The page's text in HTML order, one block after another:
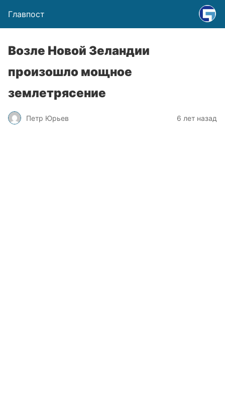
Главпост
Возле Новой Зеландии
произошло мощное
землетрясение
Петр Юрьев 6 лет назад